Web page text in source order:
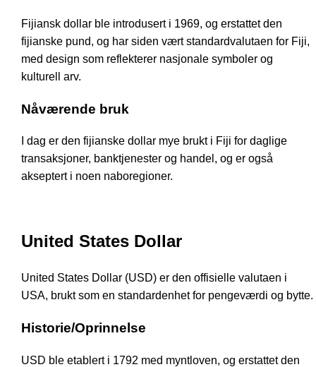
Fijiansk dollar ble introdusert i 1969, og erstattet den
fijianske pund, og har siden vært standardvalutaen for Fiji,
med design som reflekterer nasjonale symboler og
kulturell arv.
Nåværende bruk
I dag er den fijianske dollar mye brukt i Fiji for daglige
transaksjoner, banktjenester og handel, og er også
akseptert i noen naboregioner.
United States Dollar
United States Dollar (USD) er den offisielle valutaen i
USA, brukt som en standardenhet for pengeværdi og bytte.
Historie/Oprinnelse
USD ble etablert i 1792 med myntloven, og erstattet den